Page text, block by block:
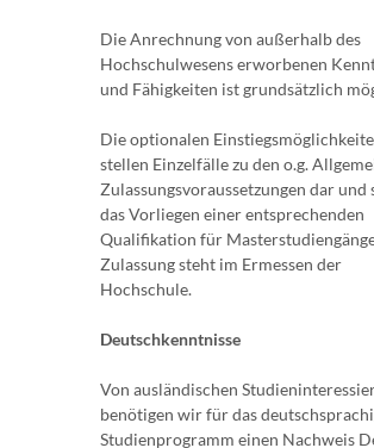
Die Anrechnung von außerhalb des
Hochschulwesens erworbenen
und Fähigkeiten ist grundsätzlich
Die optionalen
stellen Einzelfälle zu den o.g.
Zulassungsvoraussetzungen dar und
das Vorliegen einer entsprechenden
Qualifikation für
Zulassung steht im Ermessen der
Hochschule.
Deutschkenntnisse
Von ausländischen
benötigen wir für das
Studienprogramm einen Nachweis